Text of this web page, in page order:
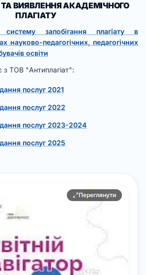
ТА ВИЯВЛЕННЯ АКАДЕМІЧНОГО
ПЛАГІАТУ
запобігання плагіату в
науково-педагогічних, педагогічних
освіти
ТОВ "Антиплагіат":
послуг 2021
послуг 2022
послуг 2023-2024
послуг 2025
Переглянути